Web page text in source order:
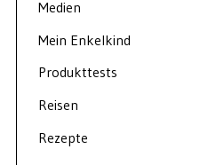
Medien
Mein Enkelkind
Produkttests
Reisen
Rezepte